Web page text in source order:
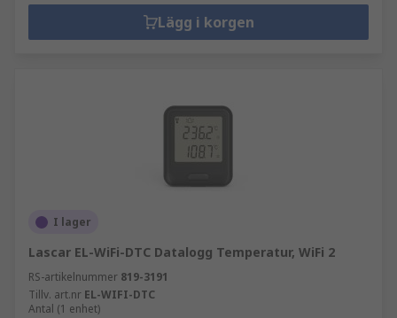
Lägg i korgen
I lager
Lascar EL-WiFi-DTC Datalogg Temperatur, WiFi 2
RS-artikelnummer 819-3191
Tillv. art.nr EL-WIFI-DTC
Antal (1 enhet)